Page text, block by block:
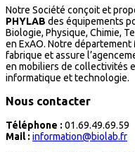
Notre Société conçoit et
PHYLAB des équipements
Biologie, Physique, Chimie,
en ExAO. Notre département
fabrique et assure
en mobiliers de collectivités
informatique et technologie.
Nous contacter
Téléphone : 01.69.49.69.59
Mail : information@biolab.fr